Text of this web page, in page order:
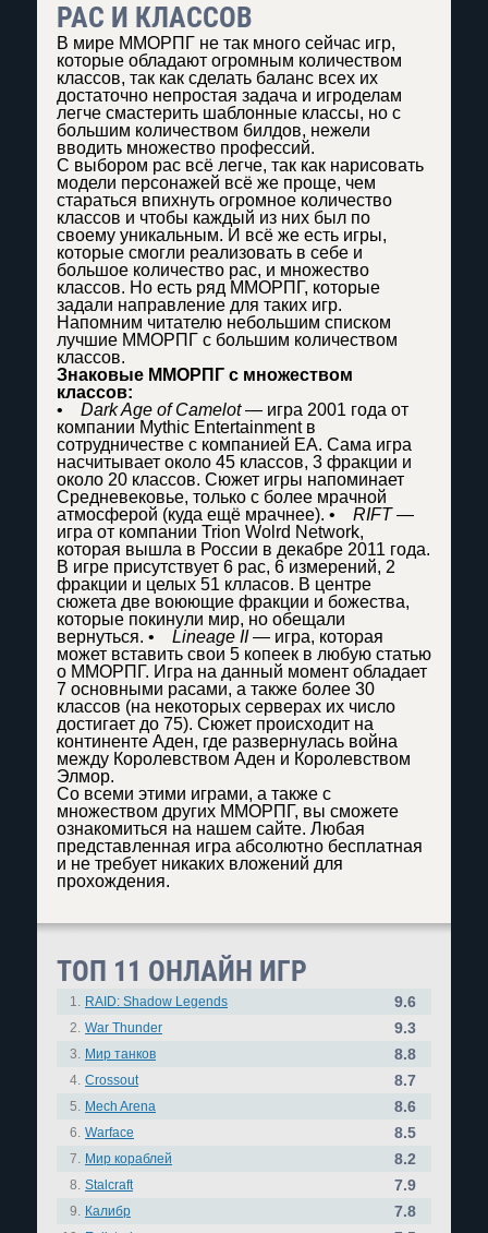
РАС И КЛАССОВ
В мире ММОРПГ не так много сейчас игр,
которые обладают огромным количеством
классов, так как сделать баланс всех их
достаточно непростая задача и игроделам
легче смастерить шаблонные классы, но с
большим количеством билдов, нежели
вводить множество профессий.
С выбором рас всё легче, так как нарисовать
модели персонажей всё же проще, чем
стараться впихнуть огромное количество
классов и чтобы каждый из них был по
своему уникальным. И всё же есть игры,
которые смогли реализовать в себе и
большое количество рас, и множество
классов. Но есть ряд ММОРПГ, которые
задали направление для таких игр.
Напомним читателю небольшим списком
лучшие ММОРПГ с большим количеством
классов.
Знаковые ММОРПГ c множеством
классов:
• Dark Age of Camelot— игра 2001 года от
компании Mythic Entertainment в
сотрудничестве с компанией EA. Сама игра
насчитывает около 45 классов, 3 фракции и
около 20 классов. Сюжет игры напоминает
Средневековье, только с более мрачной
атмосферой (куда ещё мрачнее). • RIFT—
игра от компании Trion Wolrd Network,
которая вышла в России в декабре 2011 года.
В игре присутствует 6 рас, 6 измерений, 2
фракции и целых 51 клласов. В центре
сюжета две воюющие фракции и божества,
которые покинули мир, но обещали
вернуться. • Lineage II— игра, которая
может вставить свои 5 копеек в любую статью
о ММОРПГ. Игра на данный момент обладает
7 основными расами, а также более 30
классов (на некоторых серверах их число
достигает до 75). Сюжет происходит на
континенте Аден, где развернулась война
между Королевством Аден и Королевством
Элмор.
Со всеми этими играми, а также с
множеством других ММОРПГ, вы сможете
ознакомиться на нашем сайте. Любая
представленная игра абсолютно бесплатная
и не требует никаких вложений для
прохождения.
ТОП 11 ОНЛАЙН ИГР
1. RAID: Shadow Legends 9.6
2. War Thunder 9.3
3. Мир танков 8.8
4. Crossout 8.7
5. Mech Arena 8.6
6. Warface 8.5
7. Мир кораблей 8.2
8. Stalcraft 7.9
9. Калибр 7.8